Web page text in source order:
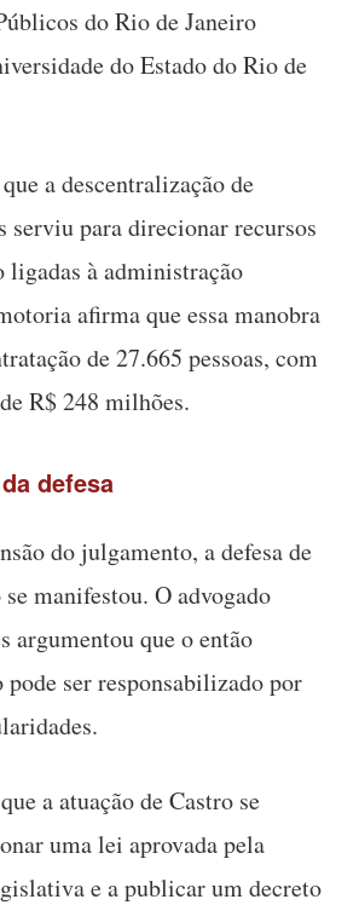
do Rio de Janeiro
do Estado do Rio de
a descentralização de
serviu para direcionar recursos
ligadas à administração
afirma que essa manobra
de 27.665 pessoas, com
R$ 248 milhões.
defesa
do julgamento, a defesa de
manifestou. O advogado
argumentou que o então
pode ser responsabilizado por
a atuação de Castro se
uma lei aprovada pela
e a publicar um decreto